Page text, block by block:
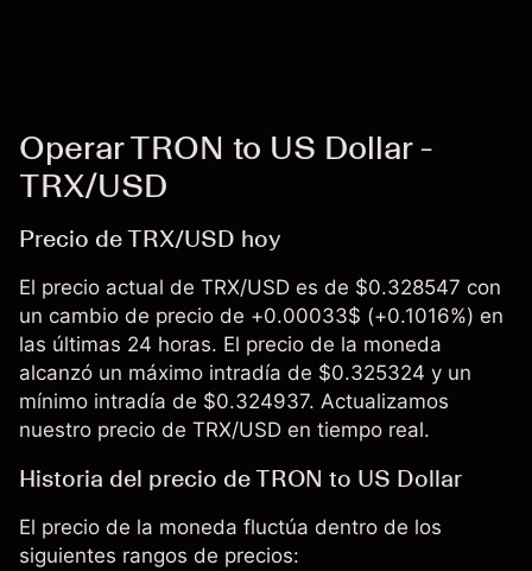
Operar TRON to US Dollar -
TRX/USD
Precio de TRX/USD hoy
El precio actual de TRX/USD es de $0.328547 con
un cambio de precio de +0.00033$ (+0.1016%) en
las últimas 24 horas. El precio de la moneda
alcanzó un máximo intradía de $0.325324 y un
mínimo intradía de $0.324937. Actualizamos
nuestro precio de TRX/USD en tiempo real.
Historia del precio de TRON to US Dollar
El precio de la moneda fluctúa dentro de los
siguientes rangos de precios: